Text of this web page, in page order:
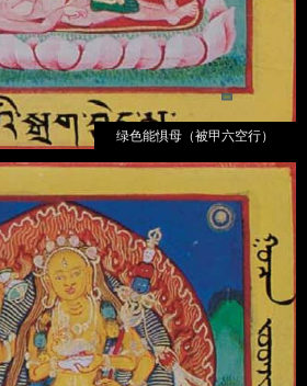
绿色能惧母（被甲六空行）